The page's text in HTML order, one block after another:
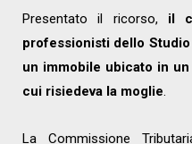
Presentato il ricorso, il
professionisti dello
un immobile ubicato in
cui risiedeva la moglie
La Commissione